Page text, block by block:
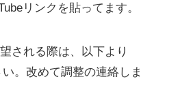
リンクを貼ってます。
される際は、以下より
。改めて調整の連絡しま